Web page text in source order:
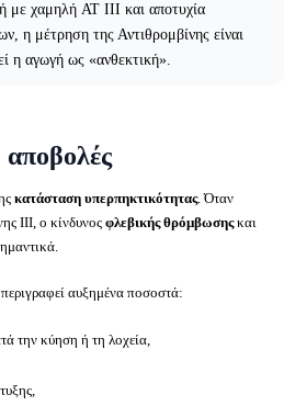
με χαμηλή AT III και αποτυχία
η μέτρηση της Αντιθρομβίνης είναι
η αγωγή ως «ανθεκτική».
κατάσταση υπερπηκτικότητας. Όταν
ΙΙΙ, ο κίνδυνος φλεβικής θρόμβωσηςκαι
αυξημένα ποσοστά:
την κύηση ή τη λοχεία,